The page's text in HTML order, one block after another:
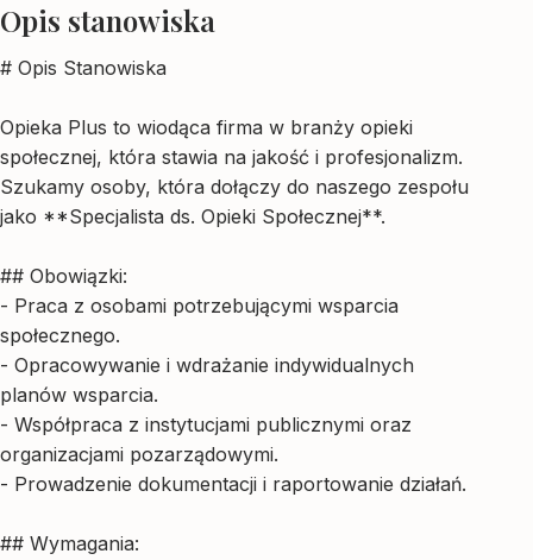
Opis stanowiska
# Opis Stanowiska
Opieka Plus to wiodąca firma w branży opieki
społecznej, która stawia na jakość i profesjonalizm.
Szukamy osoby, która dołączy do naszego zespołu
jako **Specjalista ds. Opieki Społecznej**.
## Obowiązki:
- Praca z osobami potrzebującymi wsparcia
społecznego.
- Opracowywanie i wdrażanie indywidualnych
planów wsparcia.
- Współpraca z instytucjami publicznymi oraz
organizacjami pozarządowymi.
- Prowadzenie dokumentacji i raportowanie działań.
## Wymagania: